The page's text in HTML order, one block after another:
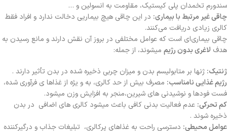
سندورم تخمدان پلی کیستیک، مقاومت به انسولین و …
چاقی غیر مرتبط با بیماری: در این چاقی هیچ بیماریی دخالت ندارد و افراد فقط
کالری زیادی دریافت می‌کنند.
چاقی بیماری‌ای است که عوامل مختلفی در بروز آن نقش دارند و مانع رسیدن به
هدف لاغری بدون رژیم میشوند، از جمله:
ژنتیک: ژنها بر متابولیسم بدن و میزان چربی ذخیره شده در بدن تأثیر دارند .
رژیم غذایی نامناسب: مصرف بیش از حد کالری، به و یژه از غذاها ی فرآوری شده،
فست فودها و نوشیدنی های شیرین،منجر به افزایش وزن میشود.
کم تحرکی: عدم فعالیت بدنی کافی باعث میشود کالری های اضافی در بدن
ذخیره شوند .
عوامل محیطی: دسترسی راحت به غذاهای پرکالری، تبلیغات جذاب و درگیرکننده